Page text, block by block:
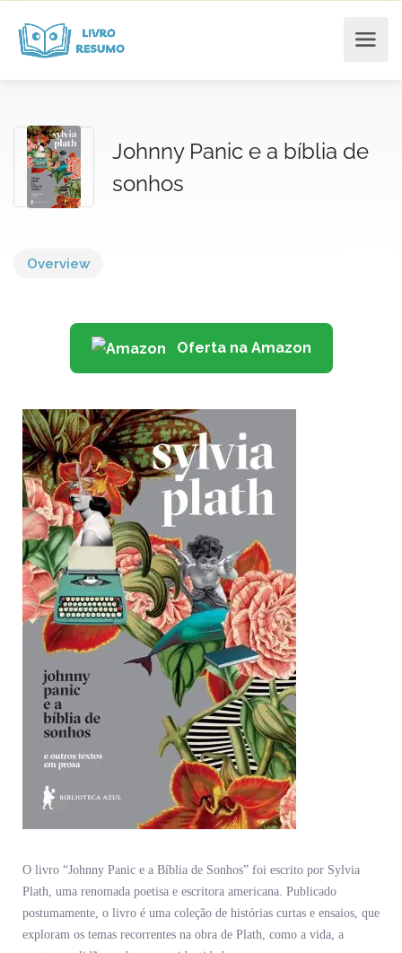
Johnny Panic e a bíblia de
sonhos
Overview
Oferta na Amazon
O livro “Johnny Panic e a Bíblia de Sonhos” foi escrito por Sylvia
Plath, uma renomada poetisa e escritora americana. Publicado
postumamente, o livro é uma coleção de histórias curtas e ensaios, que
exploram os temas recorrentes na obra de Plath, como a vida, a